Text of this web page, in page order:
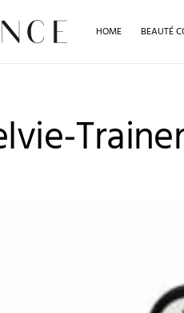
HOME BEAUTÉ